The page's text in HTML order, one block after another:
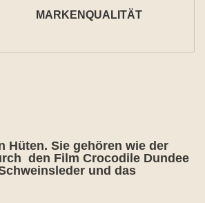
MARKENQUALITÄT
Hüten. Sie gehören wie der
den Film Crocodile Dundee
und das